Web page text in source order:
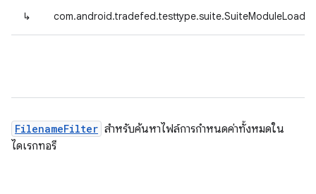
↳
FilenameFilter สำหรับค้นหาไฟล์การกำหนดค่าทั้งหมดใน
ไดเรกทอรี